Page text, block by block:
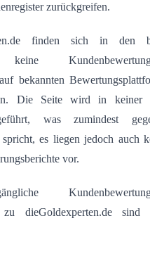
zurückgreifen.
finden sich in den
keine
bekannten
Die Seite wird in keiner
was zumindest
es liegen jedoch auch
vor.
zu dieGoldexperten.de